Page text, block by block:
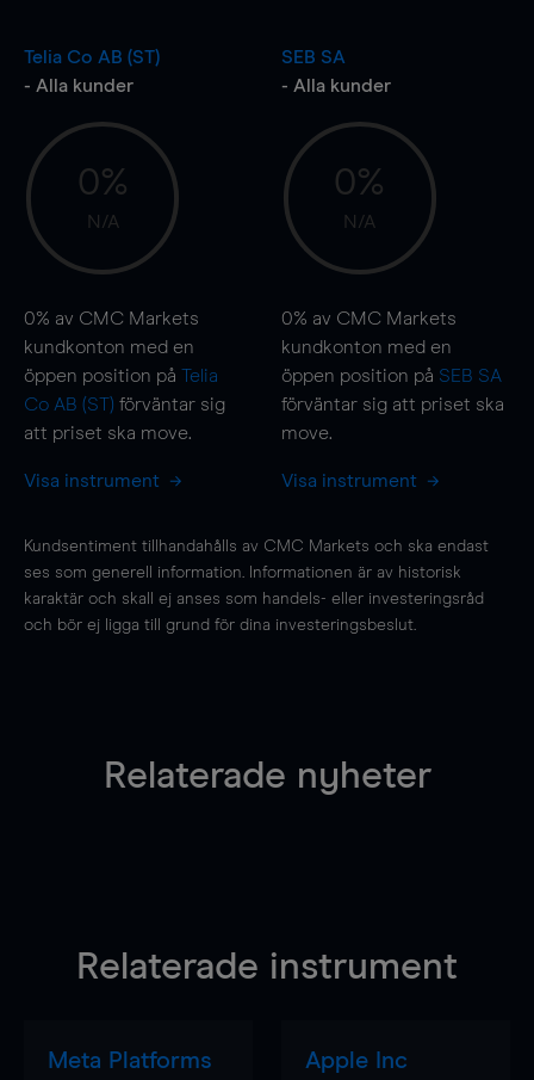
Telia Co AB (ST)
- Alla kunder
0%
N/A
0% av CMC Markets
kundkonton med en
öppen position på Telia
Co AB (ST) förväntar sig
att priset ska move.
Visa instrument
SEB SA
- Alla kunder
0%
N/A
0% av CMC Markets
kundkonton med en
öppen position på SEB SA
förväntar sig att priset ska
move.
Visa instrument
Kundsentiment tillhandahålls av CMC Markets och ska endast
ses som generell information. Informationen är av historisk
karaktär och skall ej anses som handels- eller investeringsråd
och bör ej ligga till grund för dina investeringsbeslut.
Relaterade nyheter
Relaterade instrument
Meta Platforms
Apple Inc